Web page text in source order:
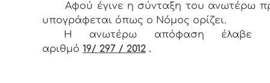
Αφού έγινε η σύνταξη του ανωτέρω
υπογράφεται όπως ο Νόμος ορίζει.
Η ανωτέρω απόφαση έλαβε
αριθμό 19/ 297 / 2012 .